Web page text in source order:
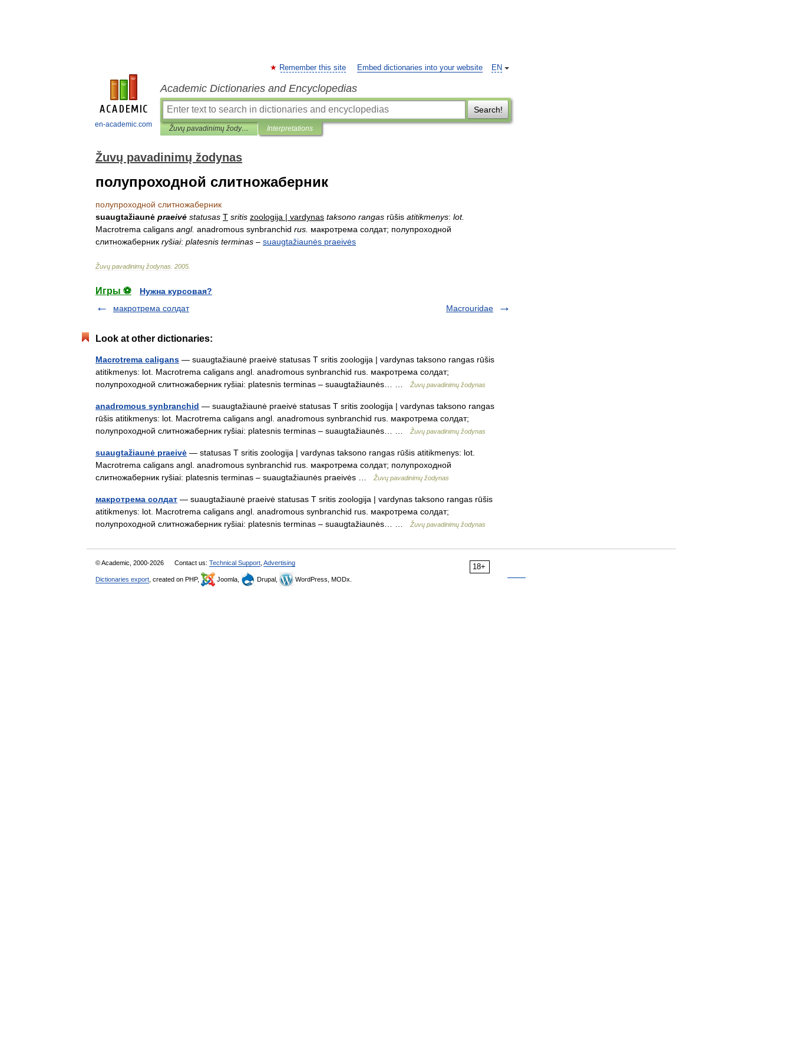
en-academic.com
EN
Remember this site Embed dictionaries into your website
Academic Dictionaries and Encyclopedias
Search!
Žuvų pavadinimų žodynas Interpretations
Žuvų pavadinimų žodynas
полупроходной слитножаберник
полупроходной слитножаберник
suaugtažiaunė praeivė statusas T sritis zoologija | vardynas taksono rangas rūšis atitikmenys: lot.
Macrotrema caligans angl. anadromous synbranchid rus макротрема солдат; полупроходной
слитножаберник ryšiai: platesnis terminas – suaugtažiaunės praeivės
Žuvų pavadinimų žodynas 2005
Игры ⚽
Нужна курсовая?
макротрема солдат
Macrouridae
Look at other dictionaries:
Macrotrema caligans — suaugtažiaunė praeivė statusas T sritis zoologija | vardynas taksono rangas rūšis
atitikmenys: lot. Macrotrema caligans angl. anadromous synbranchid rus. макротрема солдат;
полупроходной слитножаберник ryšiai: platesnis terminas – suaugtažiaunės… …
Žuvų pavadinimų žodynas
anadromous synbranchid — suaugtažiaunė praeivė statusas T sritis zoologija | vardynas taksono rangas
rūšis atitikmenys: lot. Macrotrema caligans angl. anadromous synbranchid rus. макротрема солдат;
полупроходной слитножаберник ryšiai: platesnis terminas – suaugtažiaunės… …
Žuvų pavadinimų žodynas
suaugtažiaunė praeivė — statusas T sritis zoologija | vardynas taksono rangas rūšis atitikmenys: lot.
Macrotrema caligans angl. anadromous synbranchid rus. макротрема солдат; полупроходной
слитножаберник ryšiai: platesnis terminas – suaugtažiaunės praeivės …
Žuvų pavadinimų žodynas
макротрема солдат — suaugtažiaunė praeivė statusas T sritis zoologija | vardynas taksono rangas rūšis
atitikmenys: lot. Macrotrema caligans angl. anadromous synbranchid rus. макротрема солдат;
полупроходной слитножаберник ryšiai: platesnis terminas – suaugtažiaunės… …
Žuvų pavadinimų žodynas
18+
© Academic, 2000-2026 Contact us: Technical Support Advertising
Dictionaries export , created on PHP, Joomla, Drupal, WordPress, MODx.